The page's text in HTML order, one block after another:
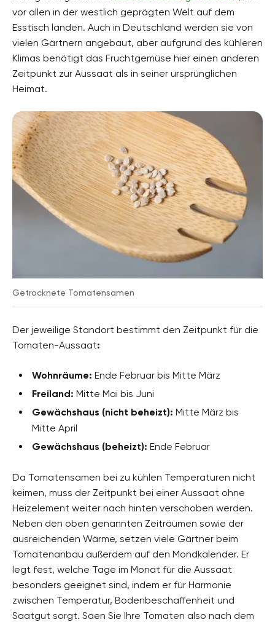
vor allen in der westlich geprägten Welt auf dem
Esstisch landen. Auch in Deutschland werden sie von
vielen Gärtnern angebaut, aber aufgrund des kühleren
Klimas benötigt das Fruchtgemüse hier einen anderen
Zeitpunkt zur Aussaat als in seiner ursprünglichen
Heimat.
Getrocknete Tomatensamen
Der jeweilige Standort bestimmt den Zeitpunkt für die
Tomaten-Aussaat:
Wohnräume: Ende Februar bis Mitte März
Freiland: Mitte Mai bis Juni
Gewächshaus (nicht beheizt): Mitte März bis
Mitte April
Gewächshaus (beheizt): Ende Februar
Da Tomatensamen bei zu kühlen Temperaturen nicht
keimen, muss der Zeitpunkt bei einer Aussaat ohne
Heizelement weiter nach hinten verschoben werden.
Neben den oben genannten Zeiträumen sowie der
ausreichenden Wärme, setzen viele Gärtner beim
Tomatenanbau außerdem auf den Mondkalender. Er
legt fest, welche Tage im Monat für die Aussaat
besonders geeignet sind, indem er für Harmonie
zwischen Temperatur, Bodenbeschaffenheit und
Saatgut sorgt. Säen Sie Ihre Tomaten also nach dem